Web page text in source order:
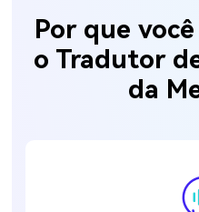
Por que
o Tradutor
da